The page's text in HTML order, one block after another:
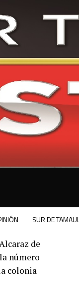
SUR DE
de
número
colonia